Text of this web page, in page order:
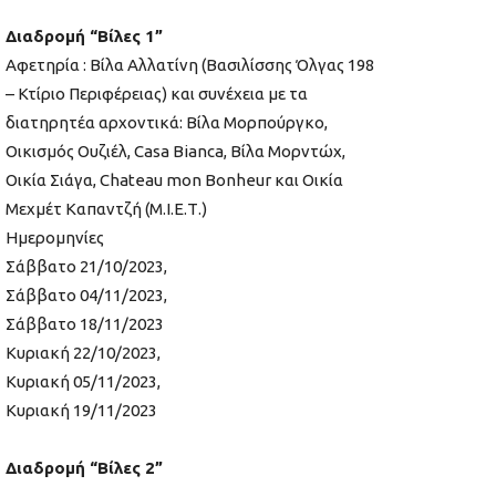
Διαδρομή “Βίλες 1”
Αφετηρία : Βίλα Αλλατίνη (Βασιλίσσης Όλγας 198
– Κτίριο Περιφέρειας) και συνέχεια με τα
διατηρητέα αρχοντικά: Βίλα Μορπούργκο,
Οικισμός Ουζιέλ, Casa Bianca, Βίλα Μορντώχ,
Οικία Σιάγα, Chateau mon Bonheur και Οικία
Μεχμέτ Καπαντζή (Μ.Ι.Ε.Τ.)
Ημερομηνίες
Σάββατο 21/10/2023,
Σάββατο 04/11/2023,
Σάββατο 18/11/2023
Κυριακή 22/10/2023,
Κυριακή 05/11/2023,
Κυριακή 19/11/2023
Διαδρομή “Βίλες 2”